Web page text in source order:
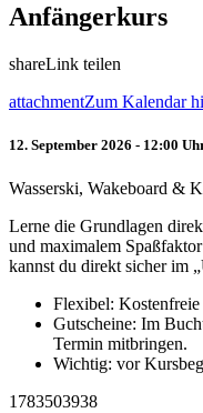
Anfängerkurs
shareLink teilen
attachmentZum Kalendar
12. September 2026 - 12:00
Wasserski, Wakeboard &
Lerne die Grundlagen
und maximalem
kannst du direkt sicher im
Flexibel:
Gutscheine: Im
Termin mitbringen.
Wichtig: vor
1783503938